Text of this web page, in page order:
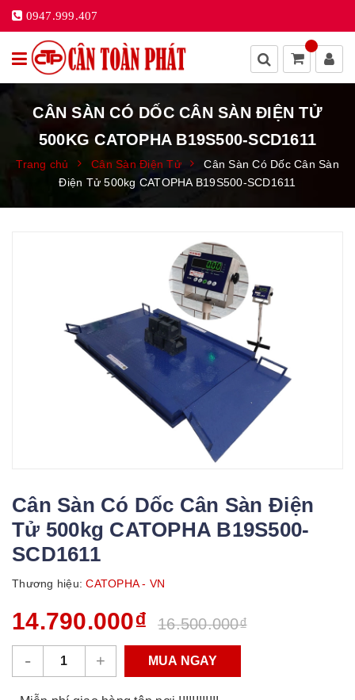
0947.999.407
CÂN SÀN CÓ DỐC CÂN SÀN ĐIỆN TỬ
500KG CATOPHA B19S500-SCD1611
Trang chủ Cân Sàn Điện Tử
Cân Sàn Có Dốc Cân Sàn
Điện Tử 500kg CATOPHA B19S500-SCD1611
Cân Sàn Có Dốc Cân Sàn Điện
Tử 500kg CATOPHA B19S500-
SCD1611
Thương hiệu: CATOPHA - VN
14.790.000₫ 16.500.000₫
- + MUA NGAY